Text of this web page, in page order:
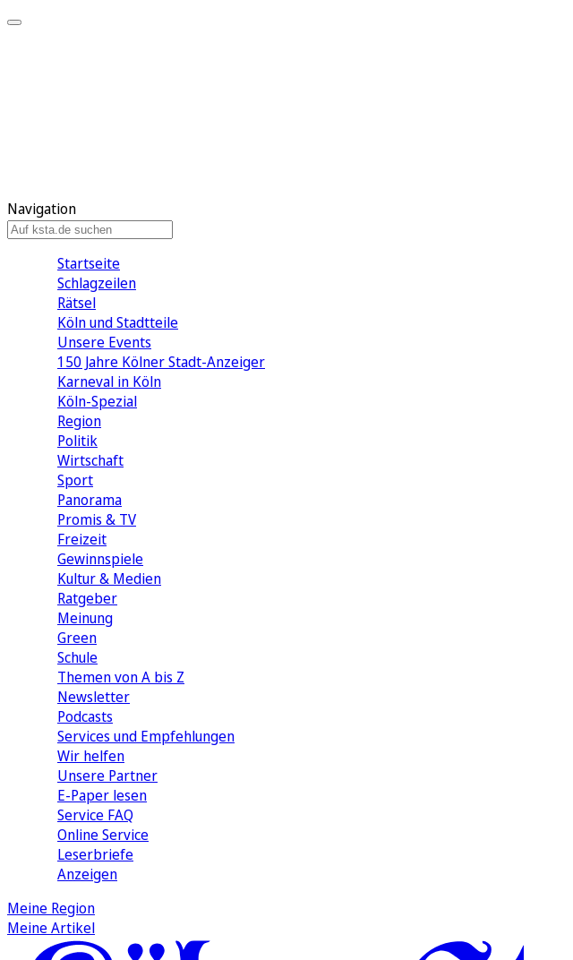
Navigation
Startseite
Schlagzeilen
Rätsel
Köln und Stadtteile
Unsere Events
150 Jahre Kölner Stadt-Anzeiger
Karneval in Köln
Köln-Spezial
Region
Politik
Wirtschaft
Sport
Panorama
Promis & TV
Freizeit
Gewinnspiele
Kultur & Medien
Ratgeber
Meinung
Green
Schule
Themen von A bis Z
Newsletter
Podcasts
Services und Empfehlungen
Wir helfen
Unsere Partner
E-Paper lesen
Service FAQ
Online Service
Leserbriefe
Anzeigen
Meine Region
Meine Artikel